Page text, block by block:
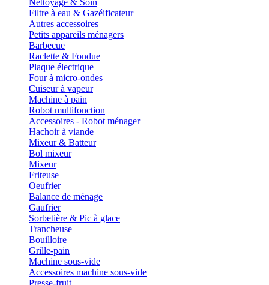
Nettoyage & Soin
Filtre à eau & Gazéificateur
Autres accessoires
Petits appareils ménagers
Barbecue
Raclette & Fondue
Plaque électrique
Four à micro-ondes
Cuiseur à vapeur
Machine à pain
Robot multifonction
Accessoires - Robot ménager
Hachoir à viande
Mixeur & Batteur
Bol mixeur
Mixeur
Friteuse
Oeufrier
Balance de ménage
Gaufrier
Sorbetière & Pic à glace
Trancheuse
Bouilloire
Grille-pain
Machine sous-vide
Accessoires machine sous-vide
Presse-fruit